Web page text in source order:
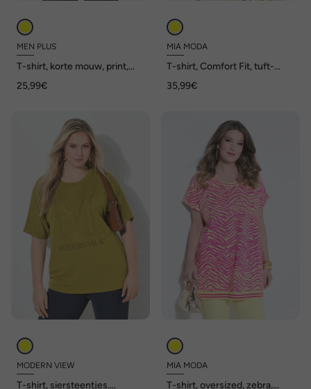
MEN PLUS
T-shirt, korte mouw, print,
25,99€
MIA MODA
T-shirt, Comfort Fit, tuft-
35,99€
MODERN VIEW
T-shirt, siersteentjes,
MIA MODA
T-shirt, oversized, zebra,